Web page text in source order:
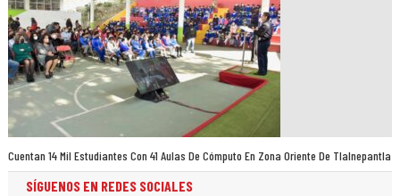
Cuentan 14 Mil Estudiantes Con 41 Aulas De Cómputo En Zona Oriente De Tlalnepantla
SÍGUENOS EN REDES SOCIALES